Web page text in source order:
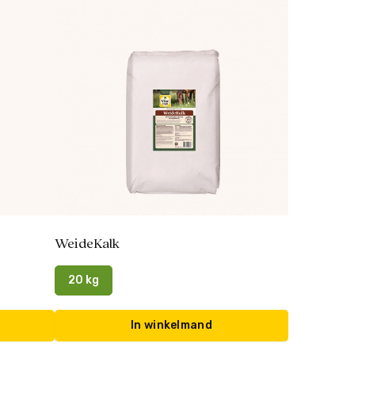
WeideKalk
20 kg
In winkelmand